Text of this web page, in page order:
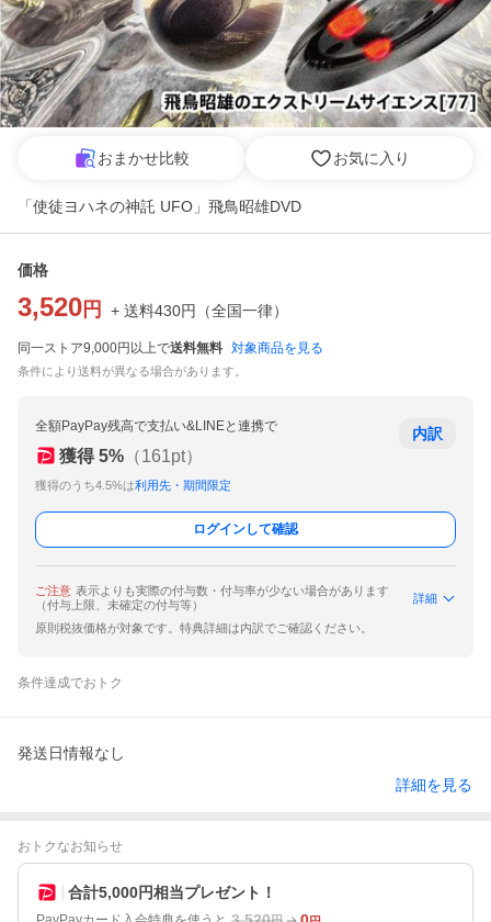
おまかせ比較 お気に入り
「使徒ヨハネの神託 UFO」飛鳥昭雄DVD
価格
3,520 円 + 送料430円 （全国一律）
同一ストア9,000円以上で送料無料 対象商品を見る
条件により送料が異なる場合があります。
全額PayPay残高で支払い&LINEと連携で
獲得 5% （161pt）
獲得のうち4.5%は利用先・期間限定
内訳
ログインして確認
ご注意 表示よりも実際の付与数・付与率が少ない場合があります
（付与上限、未確定の付与等）
詳細
原則税抜価格が対象です。特典詳細は内訳でご確認ください。
条件達成でおトク
発送日情報なし
詳細を見る
おトクなお知らせ
合計5,000円相当プレゼント！